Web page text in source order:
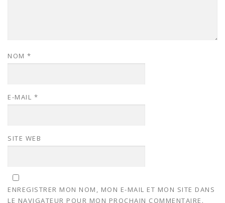
NOM *
E-MAIL *
SITE WEB
ENREGISTRER MON NOM, MON E-MAIL ET MON SITE DANS
LE NAVIGATEUR POUR MON PROCHAIN COMMENTAIRE.